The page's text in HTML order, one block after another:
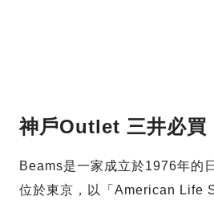
神戶Outlet 三井必買
Beams是一家成立於1976年的
位於東京，以「American Life